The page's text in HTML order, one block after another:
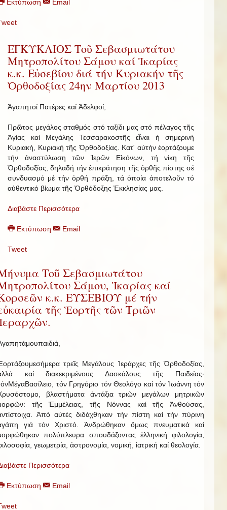
Εκτύπωση Email
ΕΓΚΥΚΛΙΟΣ Τοῦ Σεβασμιωτάτου
Μητροπολίτου Σάμου καί Ἰκαρίας
κ.κ. Εὐσεβίου διά τήν Κυριακήν τῆς
Ὀρθοδοξίας 24ην Μαρτίου 2013
Ἀγαπητοί Πατέρες καί Ἀδελφοί,
Πρῶτος μεγάλος σταθμός στό ταξίδι μας στό πέλαγος τῆς
Ἁγίας καί Μεγάλης Τεσσαρακοστῆς εἶναι ἡ σημερινή
Κυριακή, Κυριακή τῆς Ὀρθοδοξίας. Κατ' αὐτήν ἑορτάζουμε
τήν ἀναστύλωση τῶν Ἱερῶν Εἰκόνων, τή νίκη τῆς
Ὀρθοδοξίας, δηλαδή τήν ἐπικράτηση τῆς ὀρθῆς πίστης σέ
συνδυασμό μέ τήν ὀρθή πράξη, τά ὁποία ἀποτελοῦν τό
αὐθεντικό βίωμα τῆς Ὀρθόδοξης Ἐκκλησίας μας.
Διαβάστε Περισσότερα
Εκτύπωση Email
Tweet
Τοῦ Σεβασμιωτάτου
Σάμου, Ἰκαρίας καί
κ.κ. ΕΥΣΕΒΙΟΥ μέ τήν
τῆς Ἑορτῆς τῶν Τριῶν
τρεῖς Μεγάλους Ἱεράρχες τῆς Ὀρθοδοξίας,
καί διακεκριμένους Δασκάλους τῆς Παιδείας·
τόν Γρηγόριο τόν Θεολόγο καί τόν Ἰωάννη τόν
βλαστήματα ἀντάξια τριῶν μεγάλων μητρικῶν
τῆς Ἐμμέλειας, τῆς Νόννας καί τῆς Ἀνθούσας,
Ἀπό αὐτές διδάχθηκαν τήν πίστη καί τήν πύρινη
γιά τόν Χριστό. Ἀνδρώθηκαν ὅμως πνευματικά καί
πολύπλευρα σπουδάζοντας ἑλληνική φιλολογία,
γεωμετρία, ἀστρονομία, νομική, ἰατρική καί θεολογία.
Περισσότερα
Εκτύπωση Email